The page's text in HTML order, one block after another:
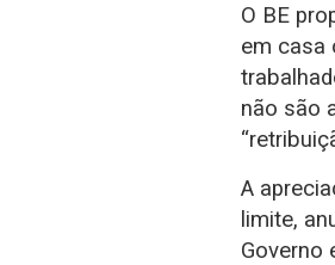
O BE
em casa
não são
A
limite,
Governo